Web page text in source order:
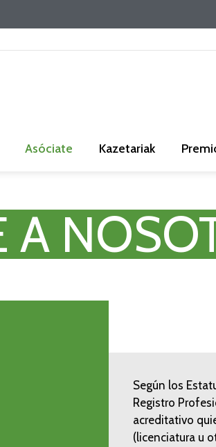
Asóciate Kazetariak
A
Según los
Registro
acreditativo
(licenciatura u